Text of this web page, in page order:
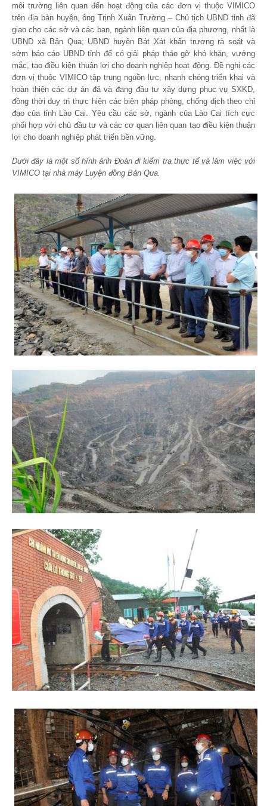
môi trường liên quan đến hoạt động của các đơn vị thuộc VIMICO
trên địa bàn huyện, ông Trịnh Xuân Trường – Chủ tịch UBND tỉnh đã
giao cho các sở và các ban, ngành liên quan của địa phương, nhất là
UBND xã Bản Qua; UBND huyện Bát Xát khẩn trương rà soát và
sớm báo cáo UBND tỉnh để có giải pháp tháo gỡ khó khăn, vướng
mắc, tạo điều kiện thuận lợi cho doanh nghiệp hoạt động. Đề nghị các
đơn vị thuộc VIMICO tập trung nguồn lực, nhanh chóng triển khai và
hoàn thiện các dự án đã và đang đầu tư xây dựng phục vụ SXKD,
đồng thời duy trì thực hiện các biện pháp phòng, chống dịch theo chỉ
đạo của tỉnh Lào Cai. Yêu cầu các sở, ngành của Lào Cai tích cực
phối hợp với chủ đầu tư và các cơ quan liên quan tạo điều kiện thuận
lợi cho doanh nghiệp phát triển bền vững.
Dưới đây là một số hình ảnh Đoàn đi kiểm tra thực tế và làm việc với
VIMICO tại nhà máy Luyện đồng Bản Qua.